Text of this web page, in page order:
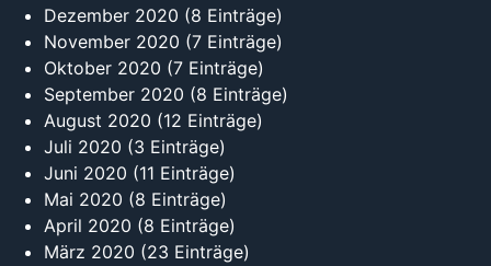
Dezember 2020 (8 Einträge)
November 2020 (7 Einträge)
Oktober 2020 (7 Einträge)
September 2020 (8 Einträge)
August 2020 (12 Einträge)
Juli 2020 (3 Einträge)
Juni 2020 (11 Einträge)
Mai 2020 (8 Einträge)
April 2020 (8 Einträge)
März 2020 (23 Einträge)